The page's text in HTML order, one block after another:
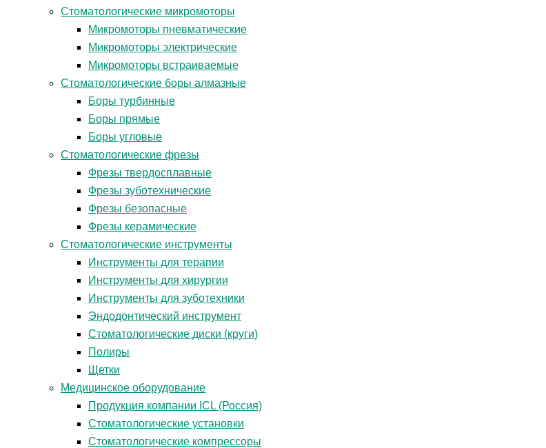
Стоматологические микромоторы
Микромоторы пневматические
Микромоторы электрические
Микромоторы встраиваемые
Стоматологические боры алмазные
Боры турбинные
Боры прямые
Боры угловые
Стоматологические фрезы
Фрезы твердосплавные
Фрезы зуботехнические
Фрезы безопасные
Фрезы керамические
Стоматологические инструменты
Инструменты для терапии
Инструменты для хирургии
Инструменты для зуботехники
Эндодонтический инструмент
Стоматологические диски (круги)
Полиры
Щетки
Медицинское оборудование
Продукция компании ICL (Россия)
Стоматологические установки
Стоматологические компрессоры